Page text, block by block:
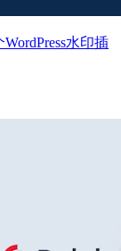
水印插